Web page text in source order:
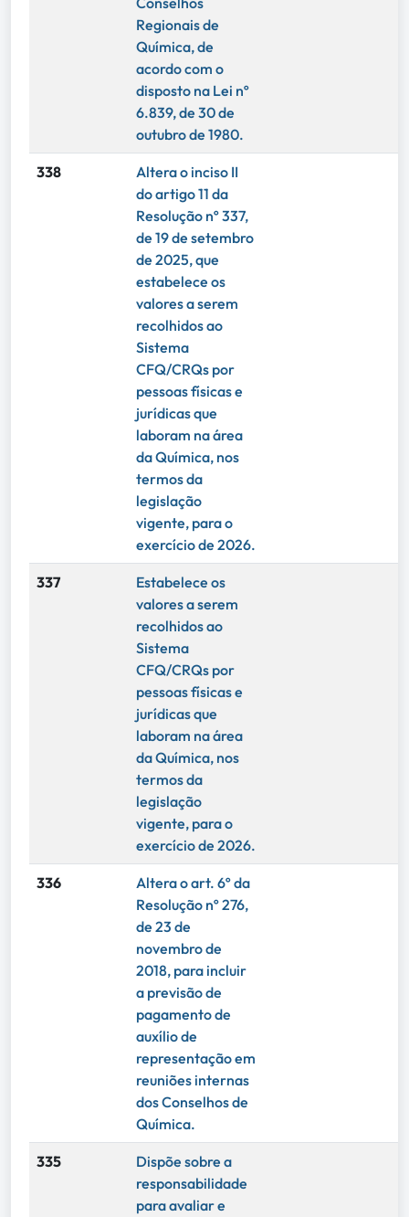
Regionais de
Química, de
acordo com o
disposto na Lei nº
6.839, de 30 de
outubro de 1980.
338
Altera o inciso II
do artigo 11 da
Resolução nº 337,
de 19 de setembro
de 2025, que
estabelece os
valores a serem
recolhidos ao
Sistema
CFQ/CRQs por
pessoas físicas e
jurídicas que
laboram na área
da Química, nos
termos da
legislação
vigente, para o
exercício de 2026.
337
Estabelece os
valores a serem
recolhidos ao
Sistema
CFQ/CRQs por
pessoas físicas e
jurídicas que
laboram na área
da Química, nos
termos da
legislação
vigente, para o
exercício de 2026.
336
Altera o art. 6º da
Resolução nº 276,
de 23 de
novembro de
2018, para incluir
a previsão de
pagamento de
auxílio de
representação em
reuniões internas
dos Conselhos de
Química.
335
Dispõe sobre a
responsabilidade
para avaliar e